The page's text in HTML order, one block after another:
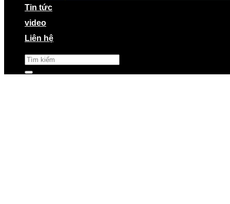
Tin tức
video
Liên hệ
Tìm
kiếm: